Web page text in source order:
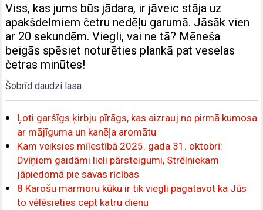
Viss, kas jums būs jādara, ir jāveic stāja uz
apakšdelmiem četru nedēļu garumā. Jāsāk vien
ar 20 sekundēm. Viegli, vai ne tā? Mēneša
beigās spēsiet noturēties plankā pat veselas
četras minūtes!
Šobrīd daudzi lasa
Ļoti garšīgs ķirbju pīrāgs, kas aizrauj no pirmā kumosa
ar mājīguma un kanēļa aromātu
Kam veiksies mīlestībā 2025. gada 31. oktobrī:
Dvīņiem gaidāmi lieli pārsteigumi, Strēlniekam
jāpiedomā pie savas rīcības
8 Karošu marmoru kūku ir tik viegli pagatavot ka Jūs
to vēlēsieties cept katru dienu